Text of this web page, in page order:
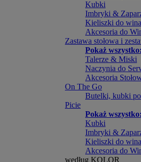
Kubki
Imbryki &
Kieliszki do wina
Akcesoria do
Zastawa stołowa i
Pokaż
Talerze & Miski
Naczynia do
Akcesoria
On The Go
Butelki, kubki
Picie
Pokaż
Kubki
Imbryki &
Kieliszki do wina
Akcesoria do
według KOLOR